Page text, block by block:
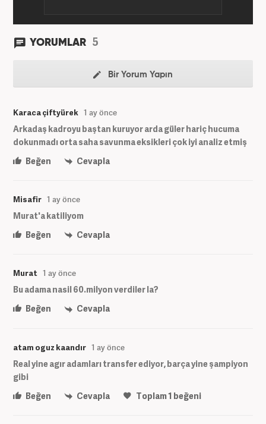
YORUMLAR 5
Bir Yorum Yapın
Karaca çiftyürek 1 ay önce
Arkadaş kadroyu baştan kuruyor arda güler hariç hucuma
dokunmadı orta saha savunma eksikleri çok iyi analiz etmiş
Beğen
Cevapla
Misafir 1 ay önce
Murat'a katiliyom
Beğen
Cevapla
Murat 1 ay önce
Bu adama nasil 60.milyon verdiler la?
Beğen
Cevapla
atam oguz kaandır 1 ay önce
Real yine agır adamları transfer ediyor, barça yine şampiyon
gibi
Beğen
Cevapla Toplam1 beğeni